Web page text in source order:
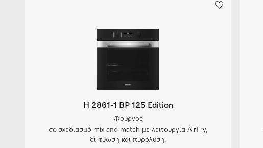
H 2861-1 BP 125 Edition
Φούρνος
σε σχεδιασμό mix and match με λειτουργία AirFry,
δικτύωση και πυρόλυση.